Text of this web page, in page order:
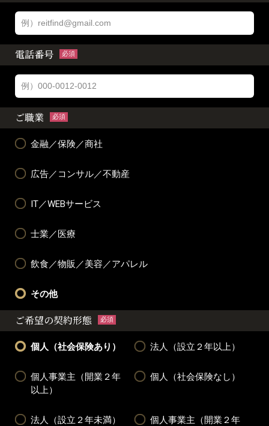
電話番号 必須
ご職業 必須
金融／保険／商社
広告／コンサル／不動産
IT／WEBサービス
士業／医療
飲食／物販／美容／アパレル
その他
ご希望の契約形態 必須
個人（社会保険あり） 法人（設立２年以上）
個人事業主（開業２年
以上）
個人（社会保険なし）
法人（設立２年未満）
個人事業主（開業２年